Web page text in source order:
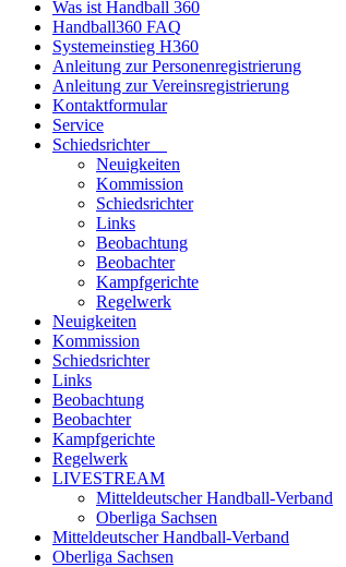
Was ist Handball 360
Handball360 FAQ
Systemeinstieg H360
Anleitung zur Personenregistrierung
Anleitung zur Vereinsregistrierung
Kontaktformular
Service
Schiedsrichter
Neuigkeiten
Kommission
Schiedsrichter
Links
Beobachtung
Beobachter
Kampfgerichte
Regelwerk
Neuigkeiten
Kommission
Schiedsrichter
Links
Beobachtung
Beobachter
Kampfgerichte
Regelwerk
LIVESTREAM
Mitteldeutscher Handball-Verband
Oberliga Sachsen
Mitteldeutscher Handball-Verband
Oberliga Sachsen